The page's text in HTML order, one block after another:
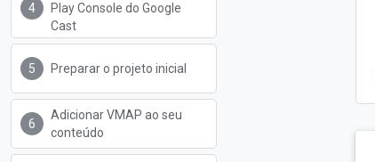
Play Console do Google
Cast
Preparar o projeto inicial
Adicionar VMAP ao seu
conteúdo